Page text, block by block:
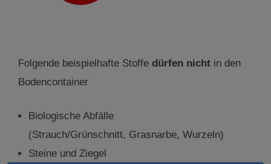
Folgende beispielhafte Stoffe dürfen nicht in den
Bodencontainer
Biologische Abfälle
(Strauch/Grünschnitt, Grasnarbe, Wurzeln)
Steine und Ziegel